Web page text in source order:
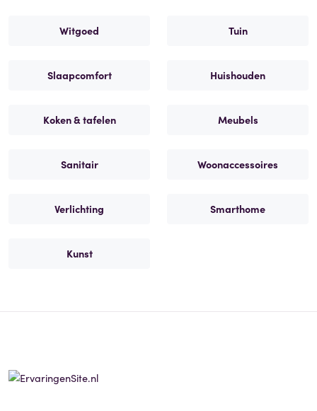
Witgoed Tuin
Slaapcomfort Huishouden
Koken & tafelen Meubels
Sanitair Woonaccessoires
Verlichting Smarthome
Kunst